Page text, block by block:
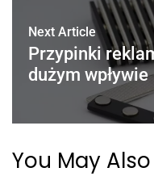
Next Article
Przypinki
dużym wpływie
You May Also